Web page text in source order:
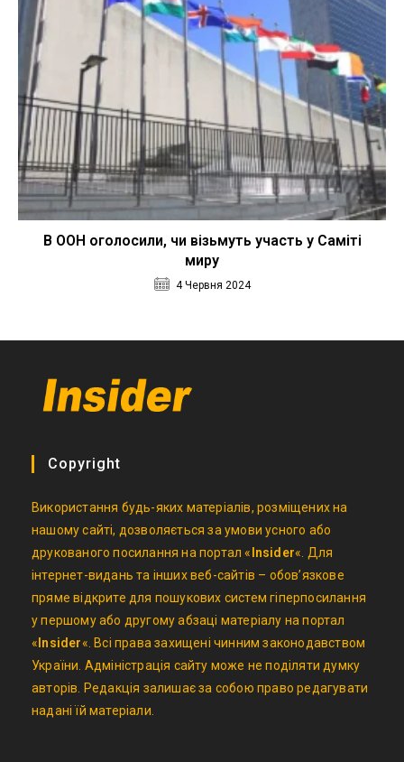
В ООН оголосили, чи візьмуть участь у Саміті
миру
4 Червня 2024
Copyright
Використання будь-яких матеріалів, розміщених на
нашому сайті, дозволяється за умови усного або
друкованого посилання на портал « Insider«. Для
інтернет-видань та інших веб-сайтів – обов’язкове
пряме відкрите для пошукових систем гіперпосилання
у першому або другому абзаці матеріалу на портал
« Insider«. Всі права захищені чинним законодавством
України. Адміністрація сайту може не поділяти думку
авторів. Редакція залишає за собою право редагувати
надані їй матеріали.